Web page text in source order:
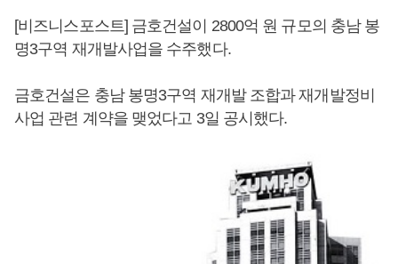
[비즈니스포스트] 금호건설이 2800억 원 규모의 충남 봉
명3구역 재개발사업을 수주했다.
금호건설은 충남 봉명3구역 재개발 조합과 재개발정비
사업 관련 계약을 맺었다고 3일 공시했다.